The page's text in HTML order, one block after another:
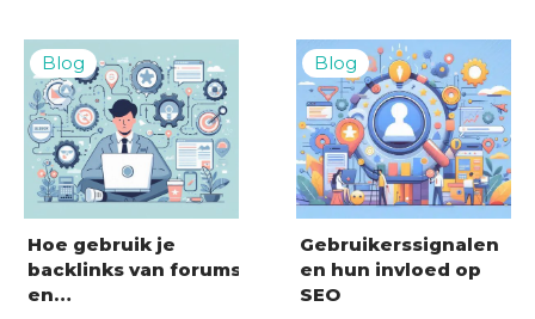
Hoe gebruik je
backlinks van forums
en…
Gebruikerssignalen
en hun invloed op
SEO